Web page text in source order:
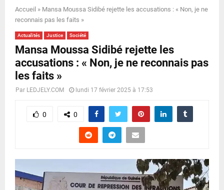
N
U
Accueil » Mansa Moussa Sidibé rejette les accusations : « Non, je ne
reconnais pas les faits »
Actualités Justice Société
Mansa Moussa Sidibé rejette les
accusations : « Non, je ne reconnais pas
les faits »
Par LEDJELY.COM lundi 17 février 2025 à 17:53
0 0